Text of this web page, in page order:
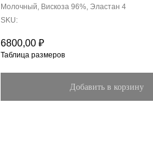
Молочный, Вискоза 96%, Эластан 4
SKU:
6800,00 ₽
Таблица размеров
Добавить в корзину